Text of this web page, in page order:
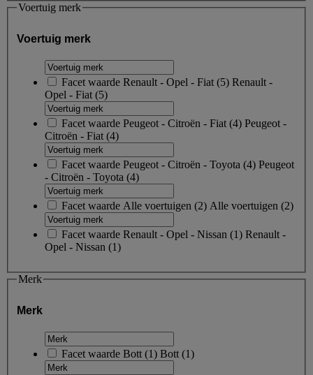
Voertuig merk
Voertuig merk
Facet waarde Renault - Opel - Fiat (5) Renault -
Opel - Fiat (5)
Facet waarde Peugeot - Citroën - Fiat (4) Peugeot -
Citroën - Fiat (4)
Facet waarde Peugeot - Citroën - Toyota (4) Peugeot
- Citroën - Toyota (4)
Facet waarde Alle voertuigen (2) Alle voertuigen (2)
Facet waarde Renault - Opel - Nissan (1) Renault -
Opel - Nissan (1)
Merk
Merk
Facet waarde Bott (1) Bott (1)